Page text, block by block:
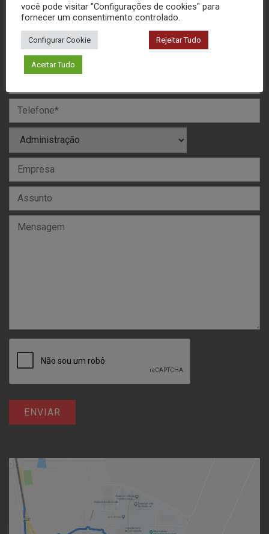
MANDE SUA MENSAGEM
você pode visitar "Configurações de cookies" para
fornecer um consentimento controlado.
Configurar Cookie Rejeitar Tudo
Aceitar Tudo